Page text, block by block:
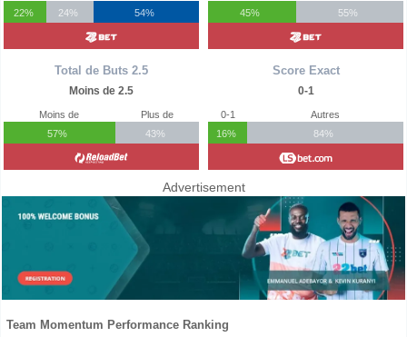
22%
24%
54%
Total de Buts 2.5
Moins de 2.5
Moins de
57%
Plus de
43%
45%
55%
Score Exact
0-1
0-1
16%
Autres
84%
Advertisement
Team Momentum Performance Ranking